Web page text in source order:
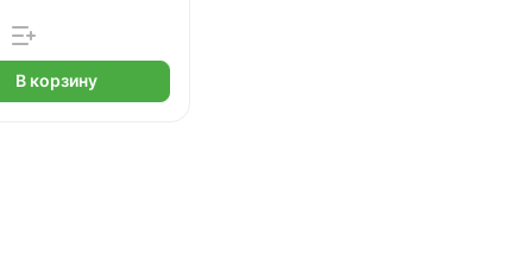
В корзину